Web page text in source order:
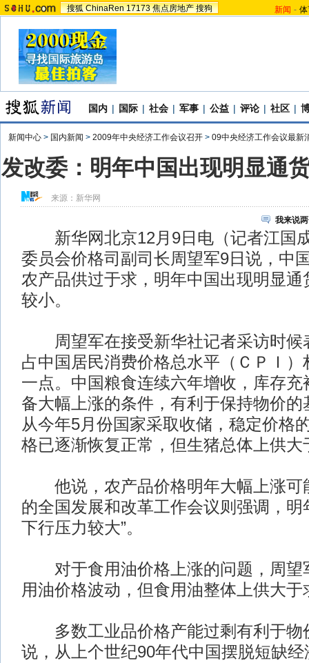
搜狐 ChinaRen 17173 焦点房地产 搜狗 新闻 -
国内 | 国际 | 社会 | 军事 | 公益 | 评论 | 社区 |
新闻中心 > 国内新闻 > 2009年中央经济工作会议召开 > 09中央经济工作会议最新
发改委：明年中国出现明显通
来源： 新华网
我来说
新华网北京12月9日电（记者江国
委员会价格司副司长周望军9日说，中
农产品供过于求，明年中国出现明显通
较小。
周望军在接受新华社记者采访时候
占中国居民消费价格总水平（ＣＰＩ）
一点。中国粮食连续六年增收，库存充
备大幅上涨的条件，有利于保持物价的
从今年5月份国家采取收储，稳定价格
格已逐渐恢复正常，但生猪总体上供大
他说，农产品价格明年大幅上涨可
的全国发展和改革工作会议则强调，明
下行压力较大”。
对于食用油价格上涨的问题，周望
用油价格波动，但食用油整体上供大于
多数工业品价格产能过剩有利于物
说，从上个世纪90年代中国摆脱短缺